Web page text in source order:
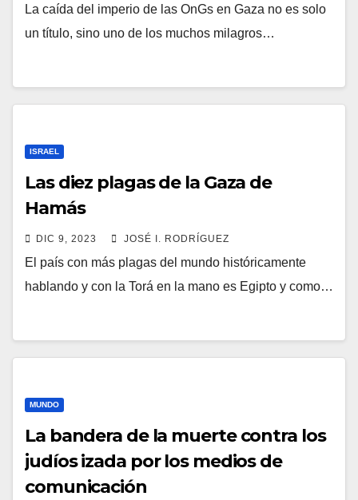
La caída del imperio de las OnGs en Gaza no es solo
un título, sino uno de los muchos milagros…
ISRAEL
Las diez plagas de la Gaza de
Hamás
DIC 9, 2023 JOSÉ I. RODRÍGUEZ
El país con más plagas del mundo históricamente
hablando y con la Torá en la mano es Egipto y como…
MUNDO
La bandera de la muerte contra los
judíos izada por los medios de
comunicación